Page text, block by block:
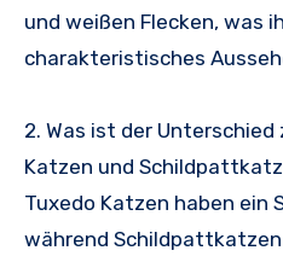
und weißen Flecken, was
charakteristisches
2. Was ist der Unterschied
Katzen und
Tuxedo Katzen haben ein
während